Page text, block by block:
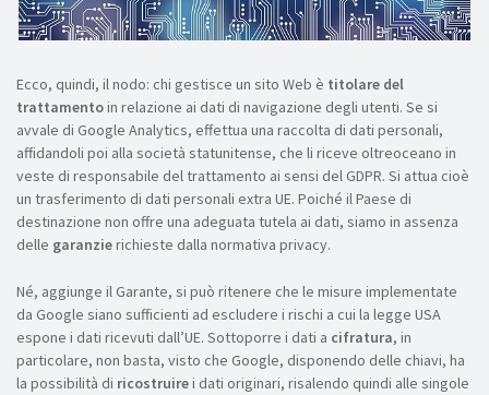
Ecco, quindi, il nodo: chi gestisce un sito Web è titolare del
trattamentoin relazione ai dati di navigazione degli utenti. Se si
avvale di Google Analytics, effettua una raccolta di dati personali,
affidandoli poi alla società statunitense, che li riceve oltreoceano in
veste di responsabile del trattamento ai sensi del GDPR. Si attua cioè
un trasferimento di dati personali extra UE. Poiché il Paese di
destinazione non offre una adeguata tutela ai dati, siamo in assenza
delle garanzierichieste dalla normativa privacy.
Né, aggiunge il Garante, si può ritenere che le misure implementate
da Google siano sufficienti ad escludere i rischi a cui la legge USA
espone i dati ricevuti dall’UE. Sottoporre i dati a cifratura, in
particolare, non basta, visto che Google, disponendo delle chiavi, ha
la possibilità di ricostruirei dati originari, risalendo quindi alle singole